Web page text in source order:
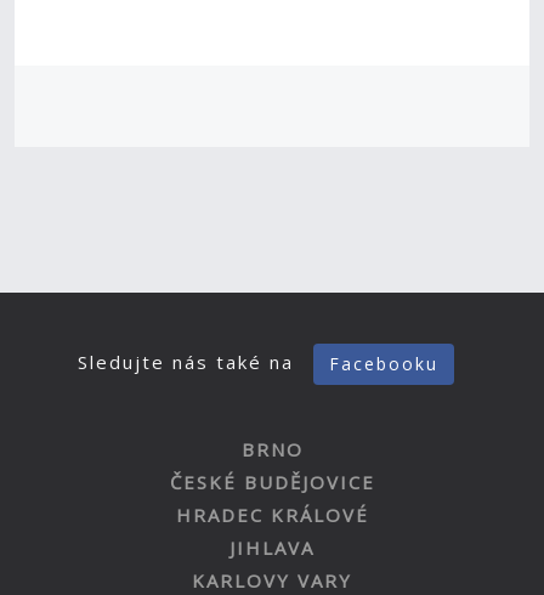
Sledujte nás také na Facebooku
BRNO
ČESKÉ BUDĚJOVICE
HRADEC KRÁLOVÉ
JIHLAVA
KARLOVY VARY